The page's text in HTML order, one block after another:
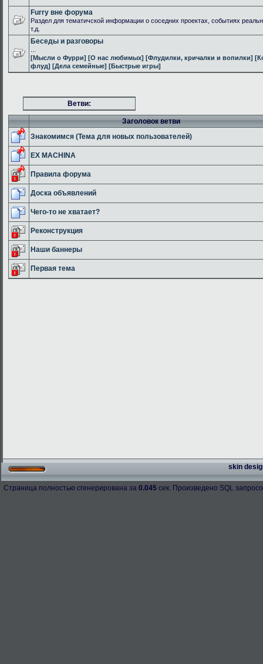
Furry вне форума
Раздел для тематичской информации о соседних проектах, событиях
т.д.
Беседы и разговоры
[Мысли о Фурри] [О нас любимых] [Флудилки, кричалки и вопилки]
флуд] [Дела семейные] [Быстрые игры]
Ветви:
Заголовок ветви
Знакомимся (Тема для новых пользователей)
EX MACHINA
Правила форума
Доска объявлений
Чего-то не хватает?
Реконструкция
Наши баннеры
Первая тема
skin
Страница полностью сгенерирована за 0.045 сек. Произведено SQL